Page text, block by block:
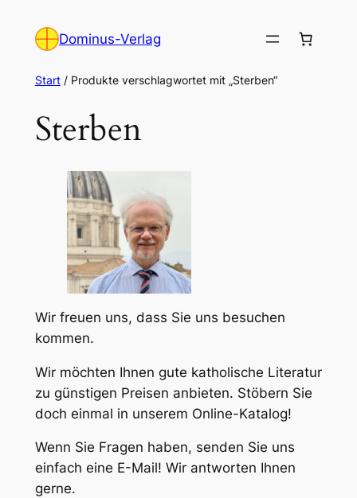
Inhalt
Dominus-Verlag
Start/ Produkte verschlagwortet mit „Sterben“
Sterben
Wir freuen uns, dass Sie uns besuchen
kommen.
Wir möchten Ihnen gute katholische Literatur
zu günstigen Preisen anbieten. Stöbern Sie
doch einmal in unserem Online-Katalog!
Wenn Sie Fragen haben, senden Sie uns
einfach eine E-Mail! Wir antworten Ihnen
gerne.